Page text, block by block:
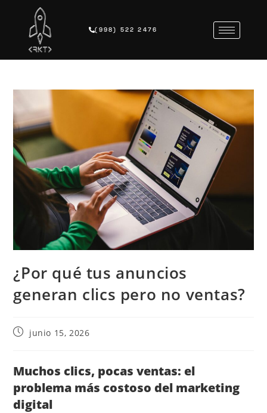
(998) 522 2476
¿Por qué tus anuncios
generan clics pero no ventas?
junio 15, 2026
Muchos clics, pocas ventas: el
problema más costoso del marketing
digital